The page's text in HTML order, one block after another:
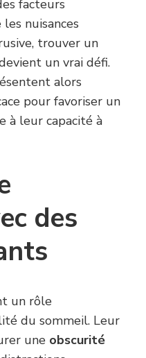
facteurs
nuisances
trouver un
un vrai défi.
alors
pour favoriser un
à leur capacité à
des
un rôle
du sommeil. Leur
une obscurité